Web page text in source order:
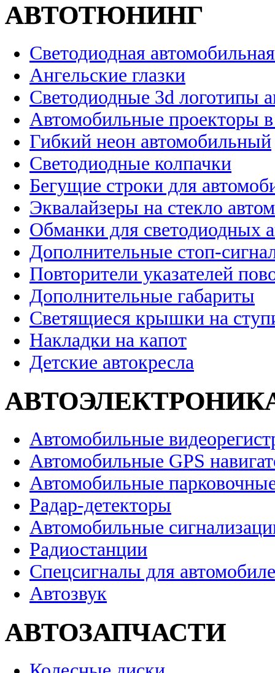
АВТОТЮНИНГ
Светодиодная
Ангельские глазки
Светодиодные 3d логотипы
Автомобильные проекторы
Гибкий неон автомобильный
Светодиодные колпачки
Бегущие строки для
Эквалайзеры на стекло
Обманки для светодиодных
Дополнительные стоп-
Повторители указателей
Дополнительные габариты
Светящиеся крышки на
Накладки на капот
Детские автокресла
Автомобильные
Автомобильные GPS
Автомобильные
Радар-детекторы
Автомобильные
Радиостанции
Спецсигналы для
Автозвук
АВТОЗАПЧАСТИ